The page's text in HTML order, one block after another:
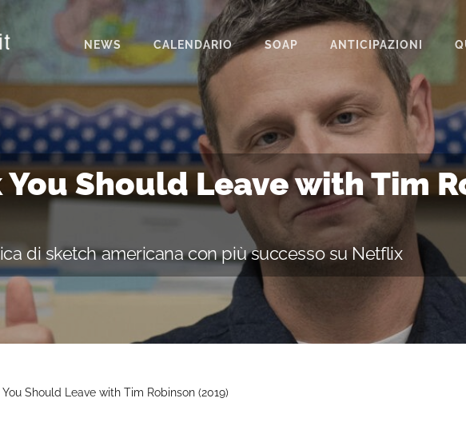
NEWS CALENDARIO SOAP
BEAUTIFUL
IL PARADISO DELLE SIGNORE
LA PROMESSA
SEGRETI DI FAMIGLIA
TEMPESTA D’AMORE
UN POSTO AL SOLE
ANTICIPAZIONI
You Should Leave with Tim
di sketch americana con più successo su Netflix
You Should Leave with Tim Robinson (2019)